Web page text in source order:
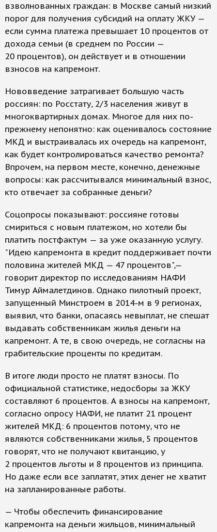
взволнованных граждан: в Москве самый низкий
порог для получения субсидий на оплату ЖКУ —
если сумма платежа превышает 10 процентов от
дохода семьи (в среднем по России —
20 процентов), он действует и в отношении
взносов на капремонт.
Нововведение затрагивает большую часть
россиян: по Росстату, 2/3 населения живут в
многоквартирных домах. Многое для них по-
прежнему непонятно: как оценивалось состояние
МКД и выстраивалась их очередь на капремонт,
как будет контролироваться качество ремонта?
Впрочем, на первом месте, конечно, денежные
вопросы: как рассчитывался минимальный взнос,
кто отвечает за собранные деньги?
Соцопросы показывают: россияне готовы
смириться с новым платежом, но хотели бы
платить постфактум — за уже оказанную услугу.
"Идею капремонта в кредит поддерживает почти
половина жителей МКД — 47 процентов",—
говорит директор по исследованиям НАФИ
Тимур Аймалетдинов. Однако пилотный проект,
запущенный Минстроем в 2014-м в 9 регионах,
выявил, что банки, опасаясь невыплат, не спешат
выдавать собственникам жилья деньги на
капремонт. А те, в свою очередь, не согласны на
грабительские проценты по кредитам.
В итоге люди просто не платят взносы. По
официальной статистике, недосборы за ЖКУ
составляют 6 процентов. А взносы на капремонт,
согласно опросу НАФИ, не платит 21 процент
жителей МКД: 6 процентов потому, что не
являются собственниками жилья, 5 процентов
говорят, что не получают квитанцию, у
2 процентов льготы и 8 процентов из принципа.
Но даже если все заплатят, этих денег не хватит
на запланированные работы.
— Чтобы обеспечить финансирование
капремонта на деньги жильцов, минимальный